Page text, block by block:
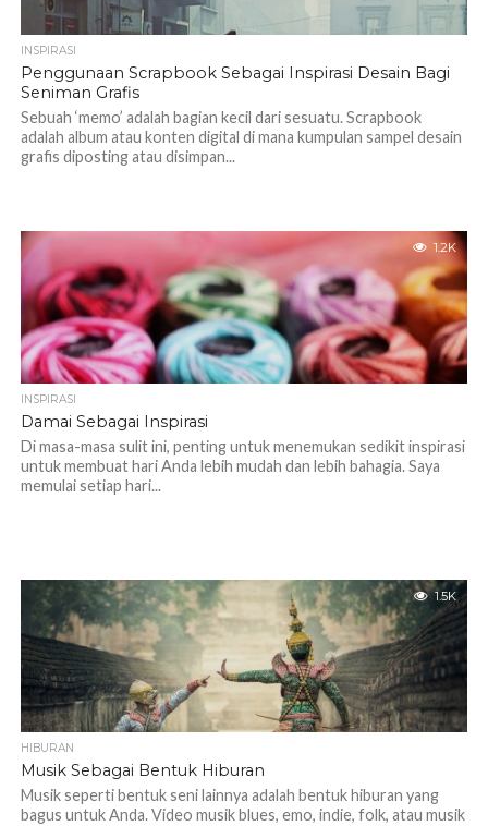
INSPIRASI
Penggunaan Scrapbook Sebagai Inspirasi Desain Bagi
Seniman Grafis
Sebuah ‘memo’ adalah bagian kecil dari sesuatu. Scrapbook
adalah album atau konten digital di mana kumpulan sampel desain
grafis diposting atau disimpan...
1.2K
INSPIRASI
Damai Sebagai Inspirasi
Di masa-masa sulit ini, penting untuk menemukan sedikit inspirasi
untuk membuat hari Anda lebih mudah dan lebih bahagia. Saya
memulai setiap hari...
1.5K
HIBURAN
Musik Sebagai Bentuk Hiburan
Musik seperti bentuk seni lainnya adalah bentuk hiburan yang
bagus untuk Anda. Video musik blues, emo, indie, folk, atau musik